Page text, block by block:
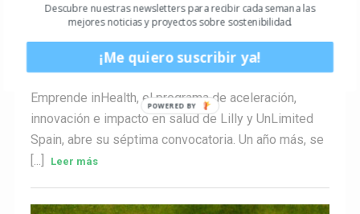
Emprende inHealth, el programa de apoyo al
emprendimiento en salud de Lilly y UnLimited
Guillem3a 0 Hace 4 años
Emprende inHealth, el programa de aceleración,
innovación e impacto en salud de Lilly y UnLimited
Spain, abre su séptima convocatoria. Un año más, se
[...]
Leer más
Descubre nuestras newsletters para recibir cada semana las
mejores noticias y proyectos sobre sostenibilidad.
¡Me quiero suscribir ya!